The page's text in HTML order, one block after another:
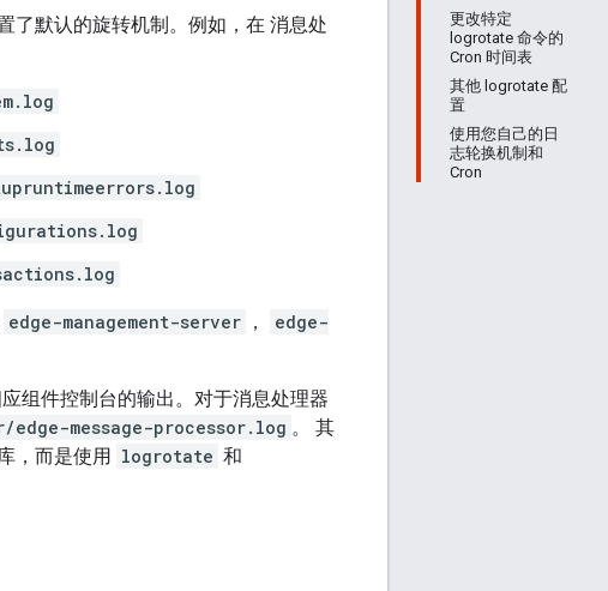
更改特定
logrotate 命令的
Cron 时间表
其他 logrotate 配
置
使用您自己的日
志轮换机制和
Cron
了默认的旋转机制。例如，在 消息处
edge-management-server ，
edge-
组件控制台的输出。对于消息处理器
message-processor.log 。 其
，而是使用 logrotate 和